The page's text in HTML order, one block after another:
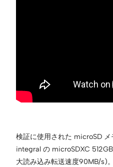
検証に使用された microSD
integral の microSDXC
大読み込み転送速度90MB/s)